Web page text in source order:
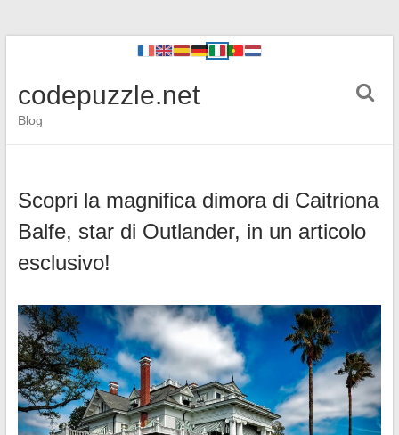
codepuzzle.net
Blog
Scopri la magnifica dimora di Caitriona
Balfe, star di Outlander, in un articolo
esclusivo!